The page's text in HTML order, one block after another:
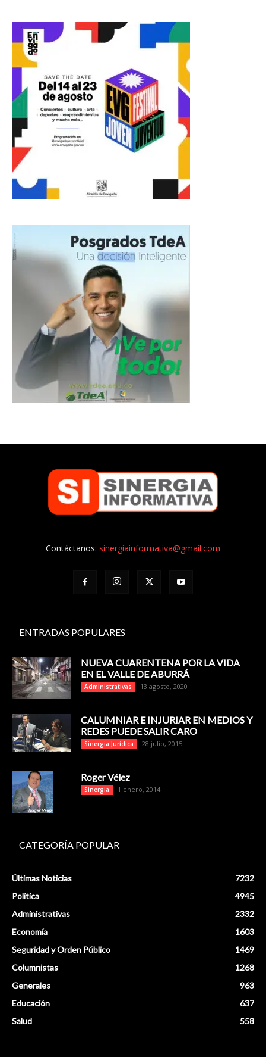
Contáctanos: sinergiainformativa@gmail.com
ENTRADAS POPULARES
NUEVA CUARENTENA POR LA VIDA
EN EL VALLE DE ABURRÁ
Administrativas 13 agosto, 2020
CALUMNIAR E INJURIAR EN MEDIOS Y
REDES PUEDE SALIR CARO
Sinergia Jurídica 28 julio, 2015
Roger Vélez
Sinergia 1 enero, 2014
CATEGORÍA POPULAR
Últimas Noticias
7232
Política
4945
Administrativas
2332
Economía
1603
Seguridad y Orden Público
1469
Columnistas
1268
Generales
963
Educación
637
Salud
558